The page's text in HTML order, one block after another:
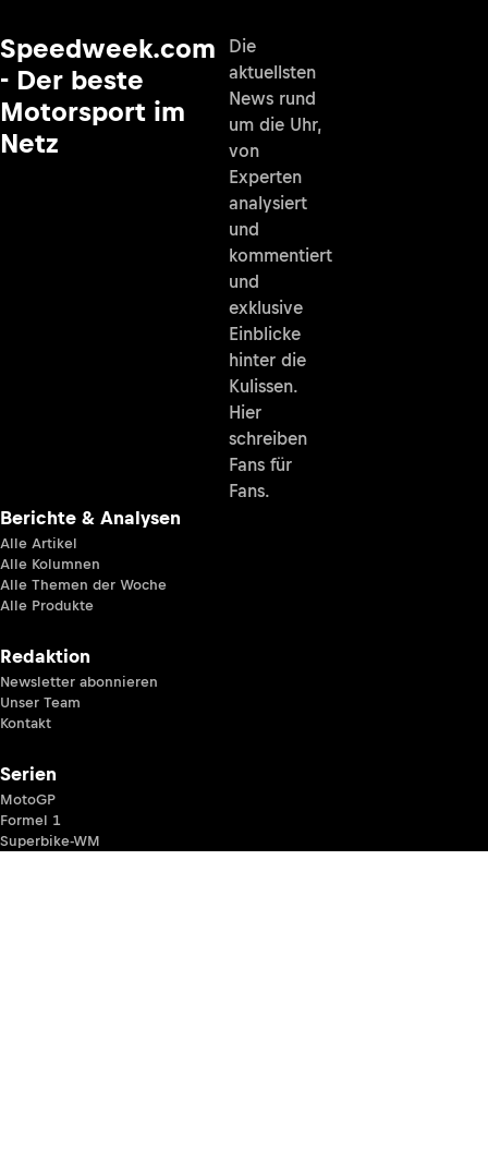
Speedweek.com
- Der beste
Motorsport im
Netz
Die
aktuellsten
News rund
um die Uhr,
von
Experten
analysiert
und
kommentiert
und
exklusive
Einblicke
hinter die
Kulissen.
Hier
schreiben
Fans für
Fans.
Berichte & Analysen
Alle Artikel
Alle Kolumnen
Alle Themen der Woche
Alle Produkte
Redaktion
Newsletter abonnieren
Unser Team
Kontakt
Serien
MotoGP
Formel 1
Superbike-WM